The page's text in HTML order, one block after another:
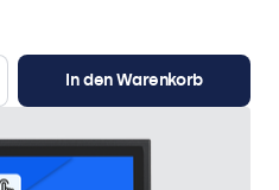
In den Warenkorb